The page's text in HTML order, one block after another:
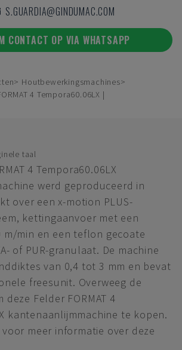
S.GUARDIA@GINDUMAC.COM
CONTACT OP VIA WHATSAPP
Houtbewerkingsmachines
4 Tempora60.06LX |
taal
4 Tempora60.06LX
werd geproduceerd in
over een x-motion PLUS-
kettingaanvoer met een
m/min en een teflon gecoate
of PUR-granulaat. De machine
van 0,4 tot 3 mm en bevat
freesunit. Overweeg de
Felder FORMAT 4
kantenaanlijmmachine te kopen.
meer informatie over deze